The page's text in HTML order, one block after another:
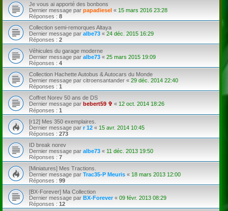
Je vous ai apporté des bonbons
Dernier message par papadiesel « 15 mars 2016 23:28
Réponses : 8
Collection semi-remorques Altaya
Dernier message par albe73 « 24 déc. 2015 16:29
Réponses : 2
Véhicules du garage moderne
Dernier message par albe73 « 25 mars 2015 19:09
Réponses : 4
Collection Hachette Autobus & Autocars du Monde
Dernier message par citroensantander « 29 déc. 2014 22:40
Réponses : 1
Coffret Norev 50 ans de DS
Dernier message par bebert59 ✞ « 12 oct. 2014 18:26
Réponses : 1
[r12] Mes 350 exemplaires.
Dernier message par r 12 « 15 avr. 2014 10:45
Réponses : 273
ID break norev
Dernier message par albe73 « 11 déc. 2013 19:50
Réponses : 7
[Miniatures] Mes Tractions.
Dernier message par Trac35-P Meuris « 18 mars 2013 12:00
Réponses : 99
[BX-Forever] Ma Collection
Dernier message par BX-Forever« 09 févr. 2013 08:29
Réponses : 12